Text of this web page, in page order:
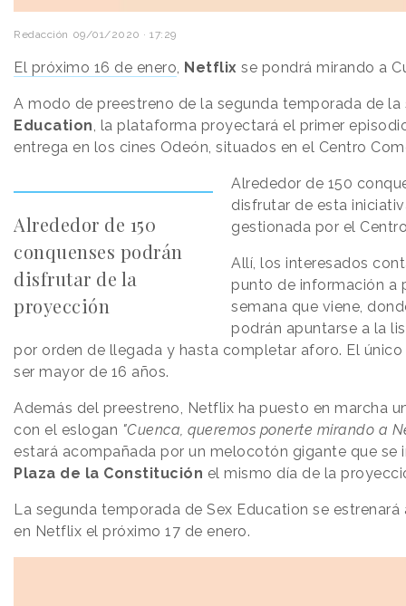
Redacción 09/01/2020 · 17:29
El próximo 16 de enero, Netflix se pondrá mirando a
A modo de preestreno de la segunda temporada de la
Education, la plataforma proyectará el primer
entrega en los cines Odeón, situados en el Centro
Alrededor de 150
conquenses podrán
disfrutar de la
proyección
Alrededor de 150
disfrutar de esta
gestionada por el
Allí, los interesados
punto de información a
semana que viene,
podrán apuntarse a la
por orden de llegada y hasta completar aforo. El único
ser mayor de 16 años.
Además del preestreno, Netflix ha puesto en marcha
con el eslogan "Cuenca, queremos ponerte mirando a
estará acompañada por un melocotón gigante que se
Plaza de la Constitución el mismo día de la
La segunda temporada de Sex Education se estrenará
en Netflix el próximo 17 de enero.